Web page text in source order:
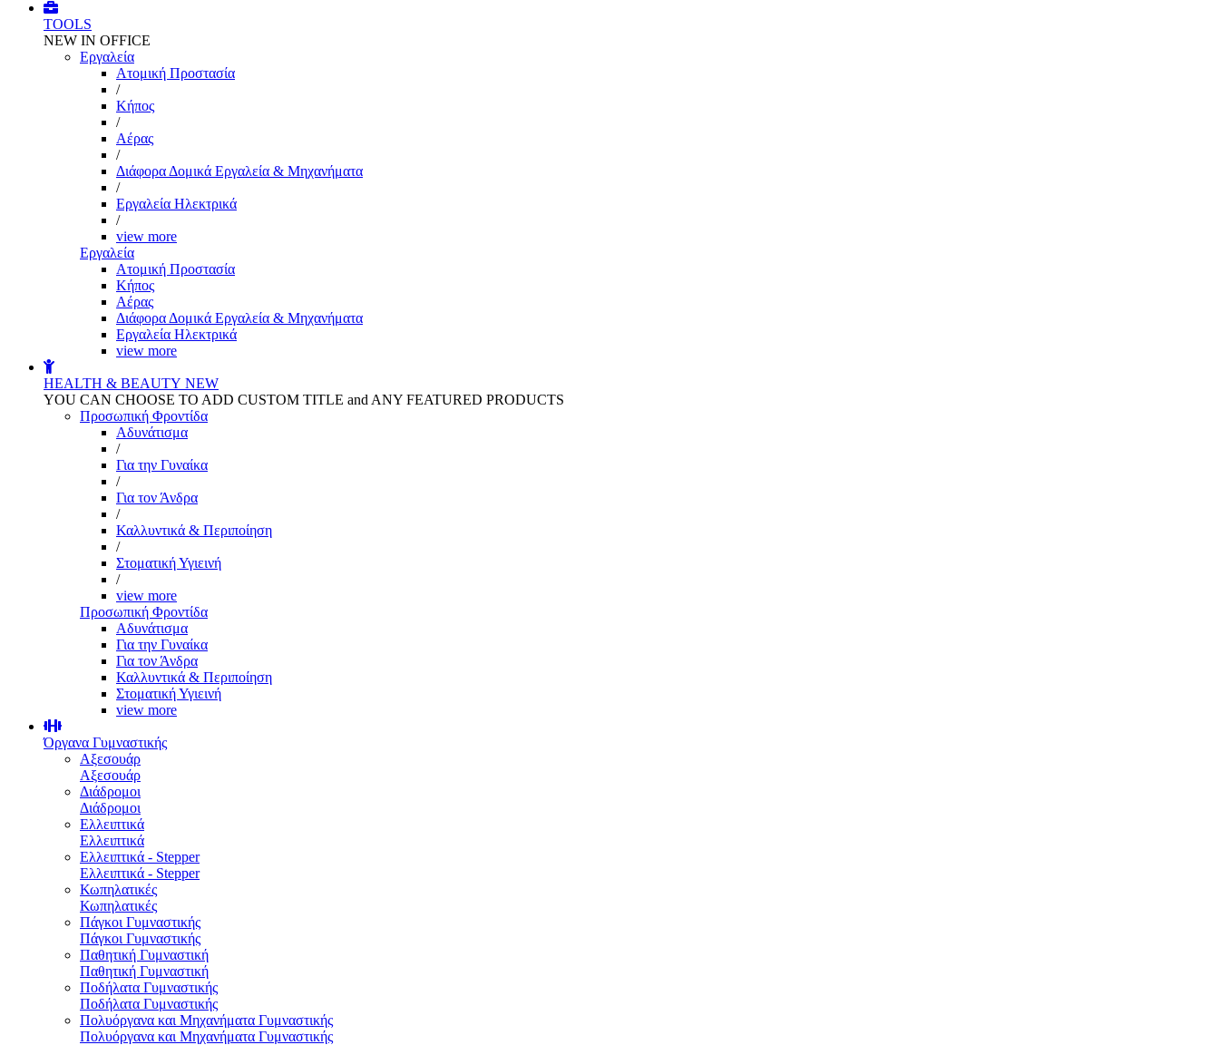
TOOLS
NEW IN OFFICE
Εργαλεία
Aτομική Προστασία
/
Kήπος
/
Αέρας
/
Διάφορα Δομικά Εργαλεία & Μηχανήματα
/
Εργαλεία Ηλεκτρικά
/
view more
Εργαλεία
Aτομική Προστασία
Kήπος
Αέρας
Διάφορα Δομικά Εργαλεία & Μηχανήματα
Εργαλεία Ηλεκτρικά
view more
HEALTH & BEAUTY NEW
YOU CAN CHOOSE TO ADD CUSTOM TITLE and ANY FEATURED PRODUCTS
Προσωπική Φροντίδα
Αδυνάτισμα
/
Για την Γυναίκα
/
Για τον Άνδρα
/
Καλλυντικά & Περιποίηση
/
Στοματική Υγιεινή
/
view more
Προσωπική Φροντίδα
Αδυνάτισμα
Για την Γυναίκα
Για τον Άνδρα
Καλλυντικά & Περιποίηση
Στοματική Υγιεινή
view more
Όργανα Γυμναστικής
Αξεσουάρ
Αξεσουάρ
Διάδρομοι
Διάδρομοι
Ελλειπτικά
Ελλειπτικά
Ελλειπτικά - Stepper
Ελλειπτικά - Stepper
Κωπηλατικές
Κωπηλατικές
Πάγκοι Γυμναστικής
Πάγκοι Γυμναστικής
Παθητική Γυμναστική
Παθητική Γυμναστική
Ποδήλατα Γυμναστικής
Ποδήλατα Γυμναστικής
Πολυόργανα και Μηχανήματα Γυμναστικής
Πολυόργανα και Μηχανήματα Γυμναστικής